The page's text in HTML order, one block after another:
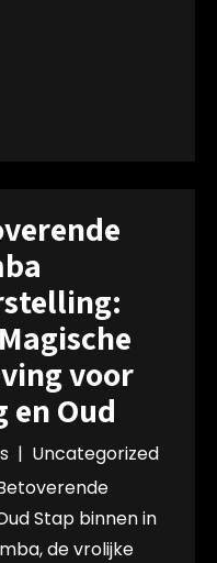
voor
en Oud
| Uncategorized
Stap binnen in
de vrolijke